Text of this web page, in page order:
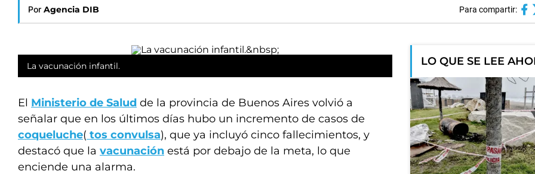
Por Agencia DIB Para compartir:
La vacunación infantil.
El Ministerio de Salud de la provincia de Buenos Aires volvió a
señalar que en los últimos días hubo un incremento de casos de
coqueluche( tos convulsa), que ya incluyó cinco fallecimientos, y
destacó que la vacunación está por debajo de la meta, lo que
enciende una alarma.
LO QUE SE LEE